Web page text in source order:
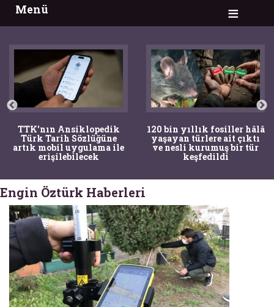
Menü
TTK'nın Ansiklopedik
Türk Tarih Sözlüğüne
artık mobil uygulama ile
erişilebilecek
120 bin yıllık fosiller hâlâ
yaşayan türlere ait çıktı
ve nesli kurumuş bir tür
keşfedildi
Engin Öztürk Haberleri